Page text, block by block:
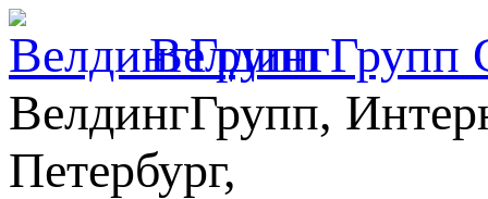
ВелдингГрупп
ВелдингГрупп,
Петербург,